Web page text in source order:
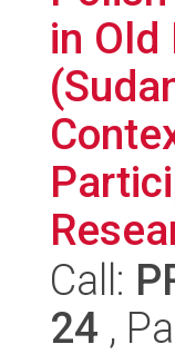
in Old
Call:
24 ,